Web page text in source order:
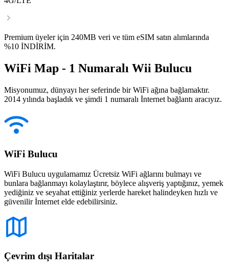
Premium üyeler için 240MB veri ve tüm eSIM satın alımlarında
%10 İNDİRİM.
WiFi Map - 1 Numaralı Wii Bulucu
Misyonumuz, dünyayı her seferinde bir WiFi ağına bağlamaktır.
2014 yılında başladık ve şimdi 1 numaralı İnternet bağlantı aracıyız.
WiFi Bulucu
WiFi Bulucu uygulamamız Ücretsiz WiFi ağlarını bulmayı ve
bunlara bağlanmayı kolaylaştırır, böylece alışveriş yaptığınız, yemek
yediğiniz ve seyahat ettiğiniz yerlerde hareket halindeyken hızlı ve
güvenilir İnternet elde edebilirsiniz.
Çevrim dışı Haritalar